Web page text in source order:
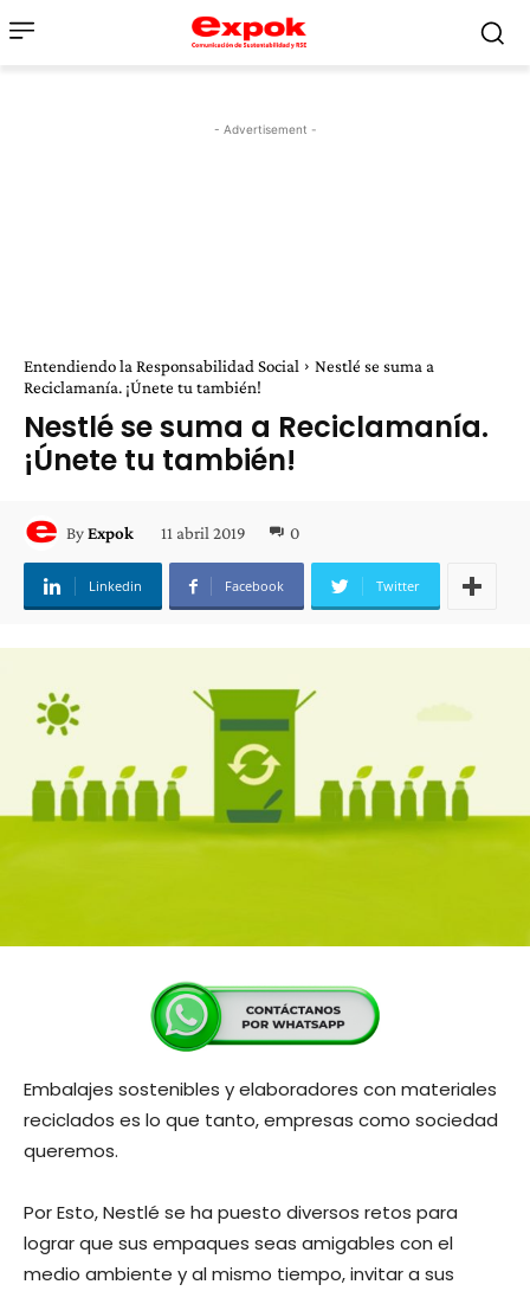
- Advertisement -
Entendiendo la Responsabilidad Social
Nestlé se suma a
Reciclamanía. ¡Únete tu también!
Nestlé se suma a Reciclamanía.
¡Únete tu también!
ByExpok 11 abril 2019 0
Linkedin Facebook Twitter
Embalajes sostenibles y elaboradores con materiales
reciclados es lo que tanto, empresas como sociedad
queremos.
Por Esto, Nestlé se ha puesto diversos retos para
lograr que sus empaques seas amigables con el
medio ambiente y al mismo tiempo, invitar a sus